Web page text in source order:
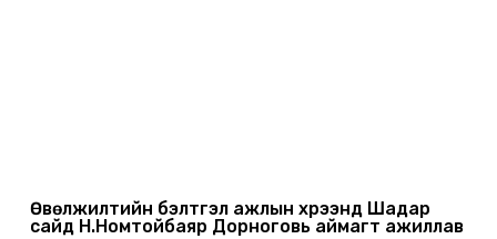
Өвөлжилтийн бэлтгэл ажлын хүрээнд Шадар
сайд Н.Номтойбаяр Дорноговь аймагт ажиллав